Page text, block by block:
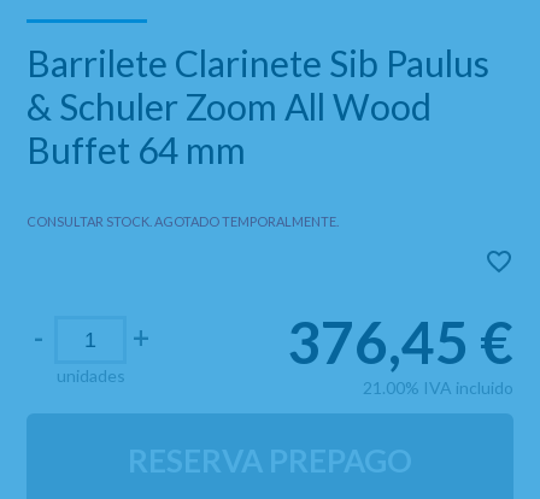
Barrilete Clarinete Sib Paulus
& Schuler Zoom All Wood
Buffet 64 mm
CONSULTAR STOCK. AGOTADO TEMPORALMENTE.
-
unidades
+ 376,45 €
21.00% IVA incluido
RESERVA PREPAGO